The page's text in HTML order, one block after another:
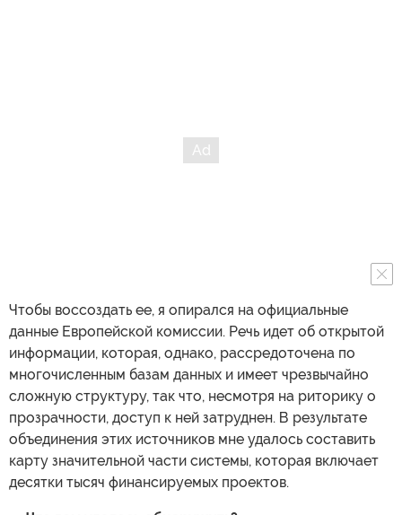
Чтобы воссоздать ее, я опирался на официальные
данные Европейской комиссии. Речь идет об открытой
информации, которая, однако, рассредоточена по
многочисленным базам данных и имеет чрезвычайно
сложную структуру, так что, несмотря на риторику о
прозрачности, доступ к ней затруднен. В результате
объединения этих источников мне удалось составить
карту значительной части системы, которая включает
десятки тысяч финансируемых проектов.